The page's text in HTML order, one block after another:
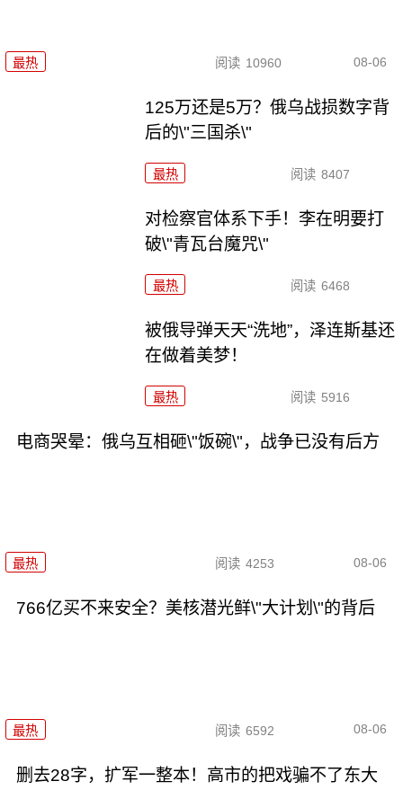
最热 阅读 10960 08-06
125万还是5万？俄乌战损数字背
后的\"三国杀\"
最热 阅读 8407
对检察官体系下手！李在明要打
破\"青瓦台魔咒\"
最热 阅读 6468
被俄导弹天天“洗地”，泽连斯基还
在做着美梦！
最热 阅读 5916
电商哭晕：俄乌互相砸\"饭碗\"，战争已没有后方
最热 阅读 4253 08-06
766亿买不来安全？美核潜光鲜\"大计划\"的背后
最热 阅读 6592 08-06
删去28字，扩军一整本！高市的把戏骗不了东大